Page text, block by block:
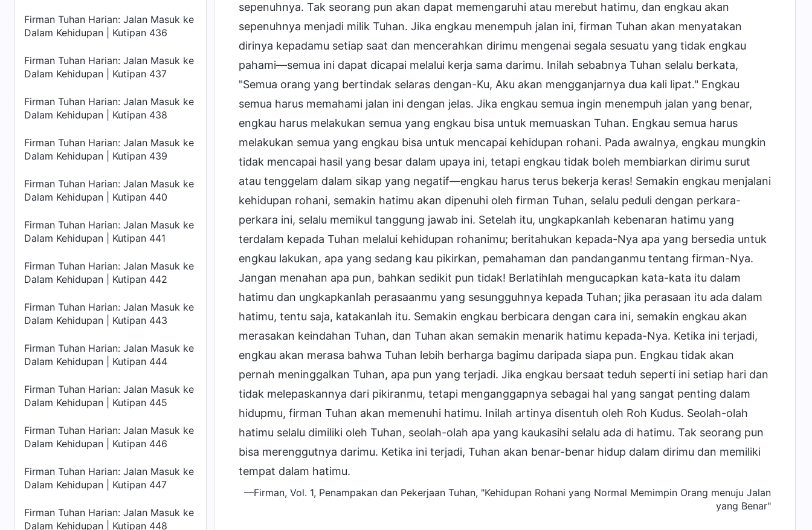
Firman Tuhan Harian: Jalan Masuk ke
Dalam Kehidupan | Kutipan 436
Firman Tuhan Harian: Jalan Masuk ke
Dalam Kehidupan | Kutipan 437
Firman Tuhan Harian: Jalan Masuk ke
Dalam Kehidupan | Kutipan 438
Firman Tuhan Harian: Jalan Masuk ke
Dalam Kehidupan | Kutipan 439
Firman Tuhan Harian: Jalan Masuk ke
Dalam Kehidupan | Kutipan 440
Firman Tuhan Harian: Jalan Masuk ke
Dalam Kehidupan | Kutipan 441
Firman Tuhan Harian: Jalan Masuk ke
Dalam Kehidupan | Kutipan 442
Firman Tuhan Harian: Jalan Masuk ke
Dalam Kehidupan | Kutipan 443
Firman Tuhan Harian: Jalan Masuk ke
Dalam Kehidupan | Kutipan 444
Firman Tuhan Harian: Jalan Masuk ke
Dalam Kehidupan | Kutipan 445
Firman Tuhan Harian: Jalan Masuk ke
Dalam Kehidupan | Kutipan 446
Firman Tuhan Harian: Jalan Masuk ke
Dalam Kehidupan | Kutipan 447
Firman Tuhan Harian: Jalan Masuk ke
Dalam Kehidupan | Kutipan 448
sepenuhnya. Tak seorang pun akan dapat memengaruhi atau merebut hatimu, dan engkau akan
sepenuhnya menjadi milik Tuhan. Jika engkau menempuh jalan ini, firman Tuhan akan menyatakan
dirinya kepadamu setiap saat dan mencerahkan dirimu mengenai segala sesuatu yang tidak engkau
pahami—semua ini dapat dicapai melalui kerja sama darimu. Inilah sebabnya Tuhan selalu berkata,
"Semua orang yang bertindak selaras dengan-Ku, Aku akan mengganjarnya dua kali lipat." Engkau
semua harus memahami jalan ini dengan jelas. Jika engkau semua ingin menempuh jalan yang benar,
engkau harus melakukan semua yang engkau bisa untuk memuaskan Tuhan. Engkau semua harus
melakukan semua yang engkau bisa untuk mencapai kehidupan rohani. Pada awalnya, engkau mungkin
tidak mencapai hasil yang besar dalam upaya ini, tetapi engkau tidak boleh membiarkan dirimu surut
atau tenggelam dalam sikap yang negatif—engkau harus terus bekerja keras! Semakin engkau menjalani
kehidupan rohani, semakin hatimu akan dipenuhi oleh firman Tuhan, selalu peduli dengan perkara-
perkara ini, selalu memikul tanggung jawab ini. Setelah itu, ungkapkanlah kebenaran hatimu yang
terdalam kepada Tuhan melalui kehidupan rohanimu; beritahukan kepada-Nya apa yang bersedia untuk
engkau lakukan, apa yang sedang kau pikirkan, pemahaman dan pandanganmu tentang firman-Nya.
Jangan menahan apa pun, bahkan sedikit pun tidak! Berlatihlah mengucapkan kata-kata itu dalam
hatimu dan ungkapkanlah perasaanmu yang sesungguhnya kepada Tuhan; jika perasaan itu ada dalam
hatimu, tentu saja, katakanlah itu. Semakin engkau berbicara dengan cara ini, semakin engkau akan
merasakan keindahan Tuhan, dan Tuhan akan semakin menarik hatimu kepada-Nya. Ketika ini terjadi,
engkau akan merasa bahwa Tuhan lebih berharga bagimu daripada siapa pun. Engkau tidak akan
pernah meninggalkan Tuhan, apa pun yang terjadi. Jika engkau bersaat teduh seperti ini setiap hari dan
tidak melepaskannya dari pikiranmu, tetapi menganggapnya sebagai hal yang sangat penting dalam
hidupmu, firman Tuhan akan memenuhi hatimu. Inilah artinya disentuh oleh Roh Kudus. Seolah-olah
hatimu selalu dimiliki oleh Tuhan, seolah-olah apa yang kaukasihi selalu ada di hatimu. Tak seorang pun
bisa merenggutnya darimu. Ketika ini terjadi, Tuhan akan benar-benar hidup dalam dirimu dan memiliki
tempat dalam hatimu.
—Firman, Vol. 1, Penampakan dan Pekerjaan Tuhan, "Kehidupan Rohani yang Normal Memimpin Orang menuju Jalan
yang Benar"